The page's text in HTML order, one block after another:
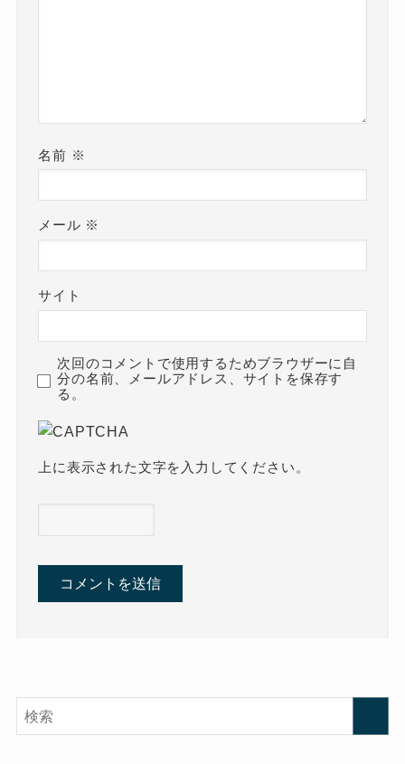
名前 ※
メール ※
サイト
次回のコメントで使用するためブラウザーに自
分の名前、メールアドレス、サイトを保存す
る。
上に表示された文字を入力してください。